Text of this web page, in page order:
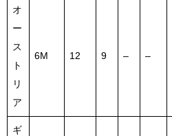
オ
ー
ス
ト
リ
ア
6M 12 9 – –
ギ